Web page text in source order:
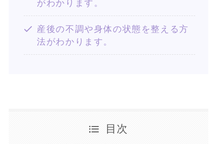
がわかります。
産後の不調や身体の状態を整える方
法がわかります。
目次